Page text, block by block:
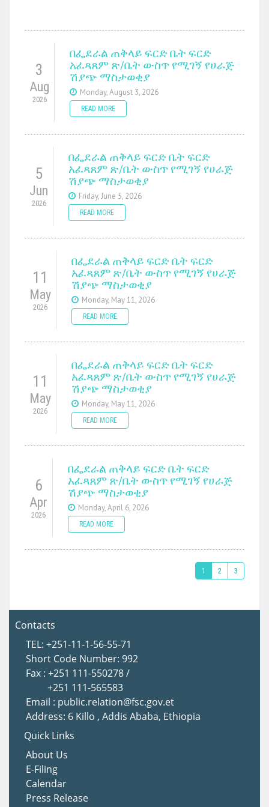
3
Aug
2026
በፌደራል ጠቅላይ ፍርድ ቤት ፍርድ
አፈጻጸም ጽ/ቤት ውስጥ የሚገኝ የሀራጅ
ሽያጭ ማስታወቂያ
Monday, August 3, 2026
READ MORE
5
Jun
2026
በፌደራል ጠቅላይ ፍርድ ቤት ፍርድ
አፈጻጸም ጽ/ቤት ውስጥ የሚገኝ የሀራጅ
ሽያጭ ማስታወቂያ
Friday, June 5, 2026
READ MORE
11
May
2026
በፌደራል ጠቅላይ ፍርድ ቤት ፍርድ
አፈጻጸም ጽ/ቤት ውስጥ የሚገኝ የሀራጅ
ሽያጭ ማስታወቂያ
Monday, May 11, 2026
READ MORE
11
May
2026
በፌደራል ጠቅላይ ፍርድ ቤት ፍርድ
አፈጻጸም ጽ/ቤት ውስጥ የሚገኝ የሀራጅ
ሽያጭ ማስታወቂያ
Monday, May 11, 2026
READ MORE
6
Apr
2026
በፌደራል ጠቅላይ ፍርድ ቤት ፍርድ
አፈጻጸም ጽ/ቤት ውስጥ የሚገኝ የሀራጅ
ሽያጭ ማስታወቂያ
Monday, April 6, 2026
READ MORE
1 2 3
Contacts
TEL: +251-11-1-56-55-71
Short Code Number: 992
Fax : +251 111-550278 /
+251 111-565583
Email : public.relation@fsc.gov.et
Address: 6 Killo , Addis Ababa, Ethiopia
Quick Links
About Us
E-Filing
Calendar
Press Release